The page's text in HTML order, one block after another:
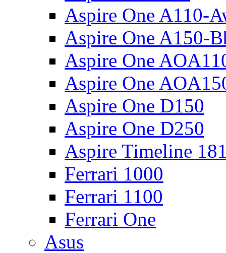
Aspire One A110-
Aspire One A150-
Aspire One
Aspire One
Aspire One D150
Aspire One D250
Aspire Timeline
Ferrari 1000
Ferrari 1100
Ferrari One
Asus